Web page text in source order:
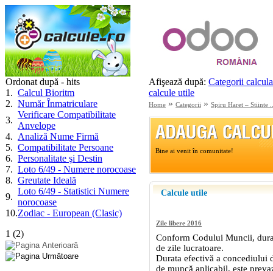
Ordonat după - hits
1 . Calcul Bioritm
2. Număr Înmatriculare
3.
Verificare Compatibilitate
Anvelope
4. Analiză Nume Firmă
5. Compatibilitate Persoane
6. Personalitate şi Destin
7. Loto 6/49 - Numere norocoase
8. Greutate Ideală
9.
Loto 6/49 - Statistici Numere
norocoase
10.Zodiac - European (Clasic)
1 (2)
Afişează după: Categorii
calcule utile
Home » Categorii » Spiru Haret – Stiinte